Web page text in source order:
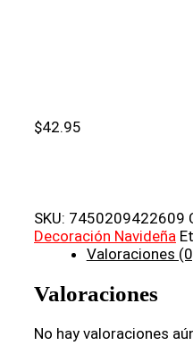
$42.95
SKU: 7450209422609
Decoración Navideña
Valoraciones
Valoraciones
No hay valoraciones